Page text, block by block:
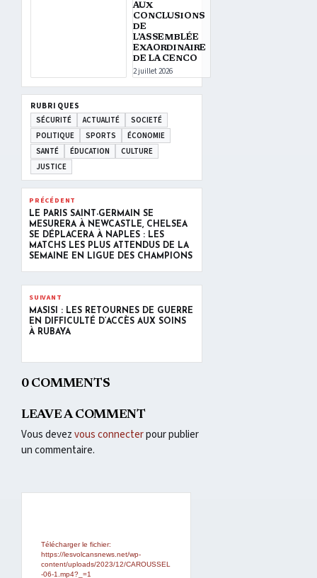
AUX
CONCLUSIONS
DE
L’ASSEMBLÉE
EXAORDINAIRE
DE LA CENCO
2 juillet 2026
RUBRIQUES
SÉCURITÉ
ACTUALITÉ
SOCIETÉ
POLITIQUE
SPORTS
ÉCONOMIE
SANTÉ
ÉDUCATION
CULTURE
JUSTICE
PRÉCÉDENT
LE PARIS SAINT-GERMAIN SE
MESURERA À NEWCASTLE, CHELSEA
SE DÉPLACERA À NAPLES : LES
MATCHS LES PLUS ATTENDUS DE LA
SEMAINE EN LIGUE DES CHAMPIONS
SUIVANT
MASISI : LES RETOURNÉS DE GUERRE
EN DIFFICULTÉ D’ACCÈS AUX SOINS
À RUBAYA
0 COMMENTS
LEAVE A COMMENT
Vous devezvous connecterpour publier
un commentaire.
Télécharger le fichier:
https://lesvolcansnews.net/wp-
content/uploads/2023/12/CAROUSSEL
-06-1.mp4?_=1